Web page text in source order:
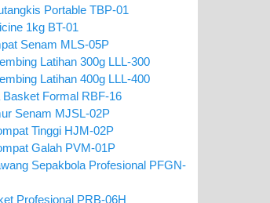
Portable TBP-01
1kg BT-01
Senam MLS-05P
Latihan 300g LLL-300
Latihan 400g LLL-400
Basket Formal RBF-16
Senam MJSL-02P
Tinggi HJM-02P
Galah PVM-01P
Sepakbola Profesional PFGN-
Profesional PRB-06H